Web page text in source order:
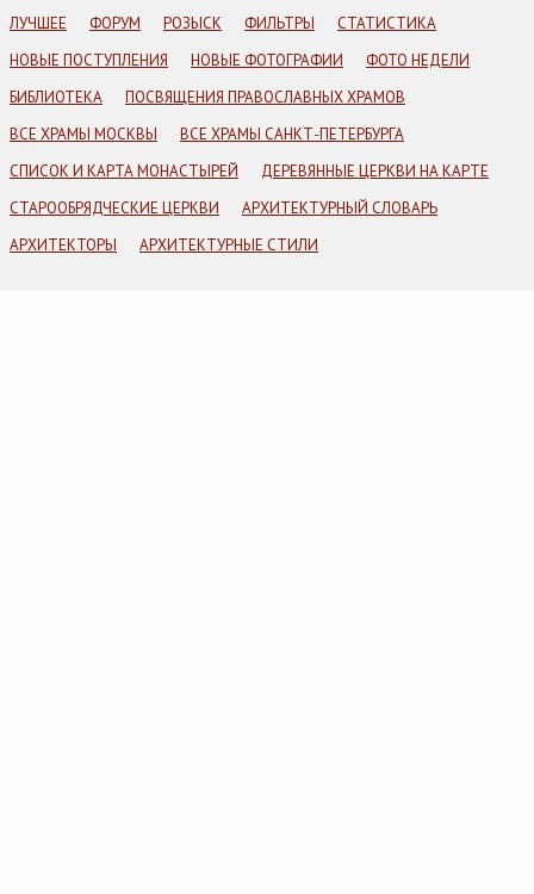
ЛУЧШЕЕ ФОРУМ РОЗЫСК ФИЛЬТРЫ
СТАТИСТИКА
НОВЫЕ ПОСТУПЛЕНИЯ
НОВЫЕ ФОТОГРАФИИ
ФОТО НЕДЕЛИ
БИБЛИОТЕКА
ПОСВЯЩЕНИЯ ПРАВОСЛАВНЫХ ХРАМОВ
ВСЕ ХРАМЫ МОСКВЫ
ВСЕ ХРАМЫ САНКТ-ПЕТЕРБУРГА
СПИСОК И КАРТА МОНАСТЫРЕЙ
ДЕРЕВЯННЫЕ ЦЕРКВИ НА КАРТЕ
СТАРООБРЯДЧЕСКИЕ ЦЕРКВИ
АРХИТЕКТУРНЫЙ СЛОВАРЬ
АРХИТЕКТОРЫ
АРХИТЕКТУРНЫЕ СТИЛИ